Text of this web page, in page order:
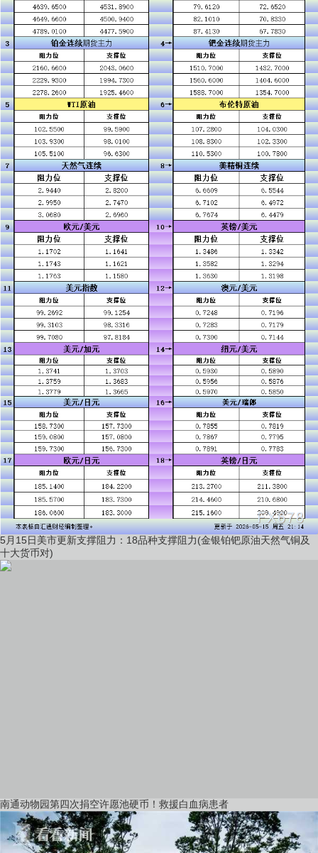
5月15日美市更新支撑阻力：18品种支撑阻力(金银铂钯原油天然气铜及
十大货币对)
南通动物园第四次捐空许愿池硬币！救援白血病患者